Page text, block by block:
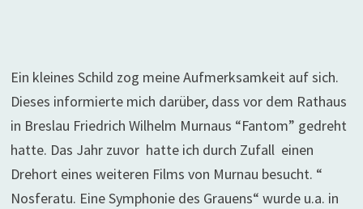
Ein kleines Schild zog meine Aufmerksamkeit auf sich.
Dieses informierte mich darüber, dass vor dem Rathaus
in Breslau Friedrich Wilhelm Murnaus “Fantom” gedreht
hatte. Das Jahr zuvor hatte ich durch Zufall einen
Drehort eines weiteren Films von Murnau besucht. “
Nosferatu. Eine Symphonie des Grauens“ wurde u.a. in